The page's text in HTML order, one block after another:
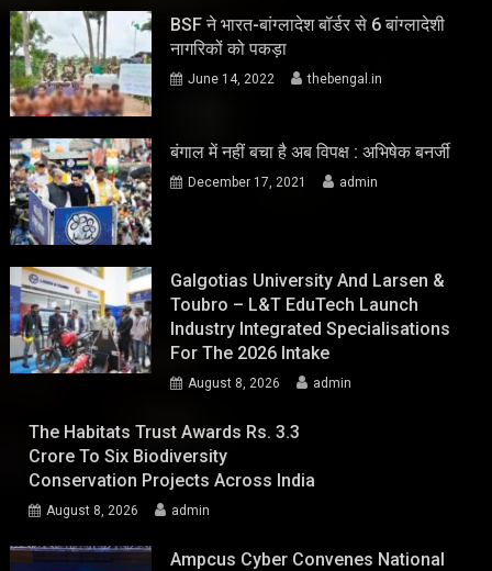
BSF ने भारत-बांग्लादेश बॉर्डर से 6 बांग्लादेशी
नागरिकों को पकड़ा
June 14, 2022 thebengal.in
बंगाल में नहीं बचा है अब विपक्ष : अभिषेक बनर्जी
December 17, 2021 admin
Galgotias University And Larsen &
Toubro – L&T EduTech Launch
Industry Integrated Specialisations
For The 2026 Intake
August 8, 2026 admin
The Habitats Trust Awards Rs. 3.3
Crore To Six Biodiversity
Conservation Projects Across India
August 8, 2026 admin
Ampcus Cyber Convenes National